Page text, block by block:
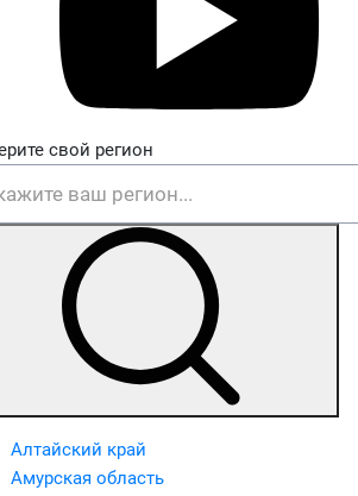
свой регион
Алтайский край
Амурская область